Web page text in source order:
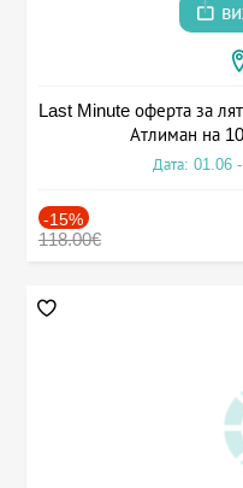
Last Minute оферта за
Атлиман на
Дата: 01.06
-15%
118.00€